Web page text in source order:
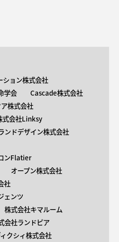
ション株式会社
学会
Cascade株式会社
株式会社
式会社Linksy
ンドデザイン株式会社
ンFlatier
オープン株式会社
社
ェンツ
株式会社キマルーム
会社ランドピア
クシィ株式会社